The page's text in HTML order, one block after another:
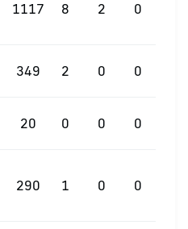
1117 8 2 0
349 2 0 0
20 0 0 0
290 1 0 0